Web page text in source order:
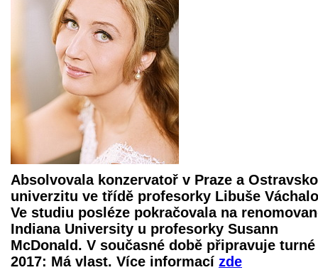
Absolvovala konzervatoř v Praze a
univerzitu ve třídě profesorky Libuše
Ve studiu posléze pokračovala na
Indiana University u profesorky Susann
McDonald. V současné době připravuje turné
2017: Má vlast. Více informací zde